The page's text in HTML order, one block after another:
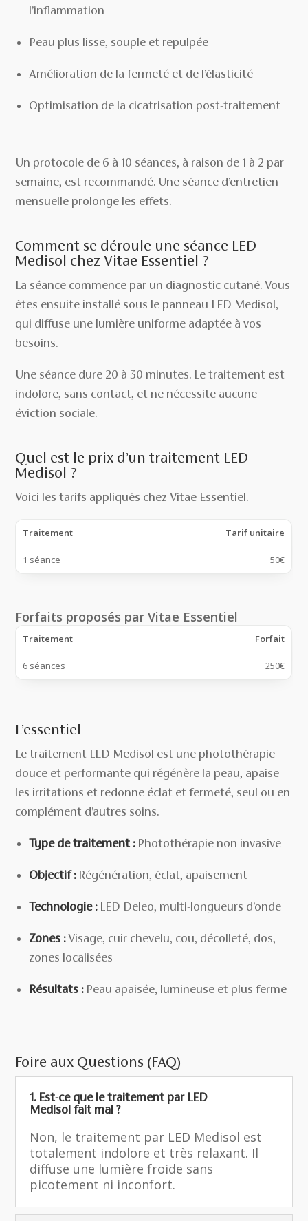
l’inflammation
Peau plus lisse, souple et repulpée
Amélioration de la fermeté et de l’élasticité
Optimisation de la cicatrisation post-traitement
Un protocole de 6 à 10 séances, à raison de 1 à 2 par
semaine, est recommandé. Une séance d’entretien
mensuelle prolonge les effets.
Comment se déroule une séance LED
Medisol chez Vitae Essentiel ?
La séance commence par un diagnostic cutané. Vous
êtes ensuite installé sous le panneau LED Medisol,
qui diffuse une lumière uniforme adaptée à vos
besoins.
Une séance dure 20 à 30 minutes. Le traitement est
indolore, sans contact, et ne nécessite aucune
éviction sociale.
Quel est le prix d’un traitement LED
Medisol ?
Voici les tarifs appliqués chez Vitae Essentiel.
Traitement Tarif unitaire
1 séance 50€
Forfaits proposés par Vitae Essentiel
Traitement Forfait
6 séances 250€
L’essentiel
Le traitement LED Medisol est une photothérapie
douce et performante qui régénère la peau, apaise
les irritations et redonne éclat et fermeté, seul ou en
complément d’autres soins.
Type de traitement :Photothérapie non invasive
Objectif :Régénération, éclat, apaisement
Technologie :LED Deleo, multi-longueurs d’onde
Zones :Visage, cuir chevelu, cou, décolleté, dos,
zones localisées
Résultats :Peau apaisée, lumineuse et plus ferme
Foire aux Questions (FAQ)
1. Est-ce que le traitement par LED
Medisol fait mal ?
Non, le traitement par LED Medisol est
totalement indolore et très relaxant. Il
diffuse une lumière froide sans
picotement ni inconfort.